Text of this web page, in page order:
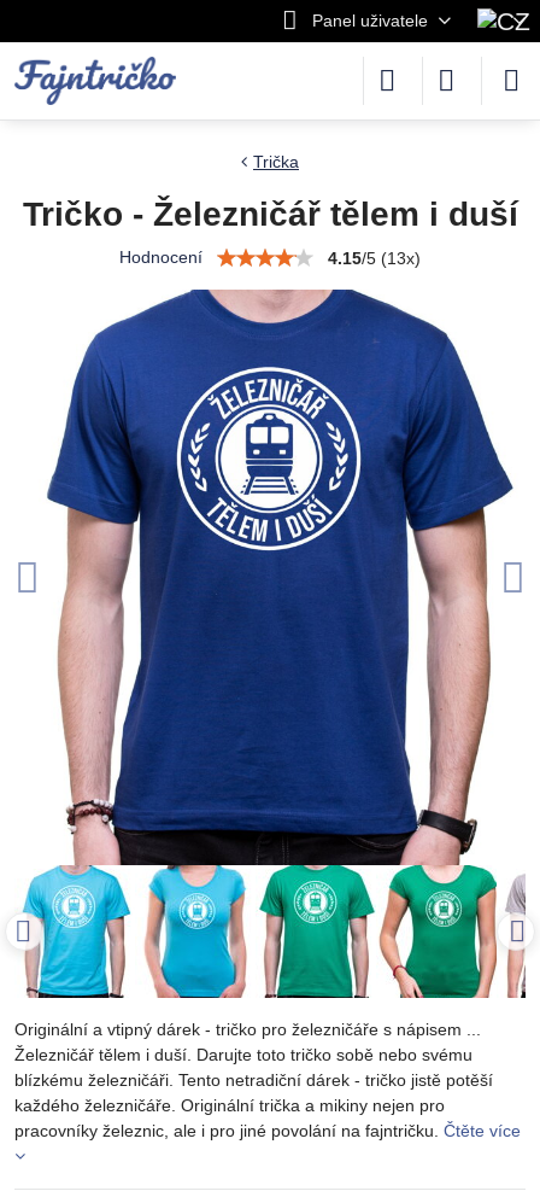
Panel uživatele
Trička
Tričko - Železničář tělem i duší
Hodnocení 4.15/5 (13x)
Originální a vtipný dárek - tričko pro železničáře s nápisem ...
Železničář tělem i duší. Darujte toto tričko sobě nebo svému
blízkému železničáři. Tento netradiční dárek - tričko jistě potěší
každého železničáře. Originální trička a mikiny nejen pro
pracovníky železnic, ale i pro jiné povolání na fajntričku. Čtěte více